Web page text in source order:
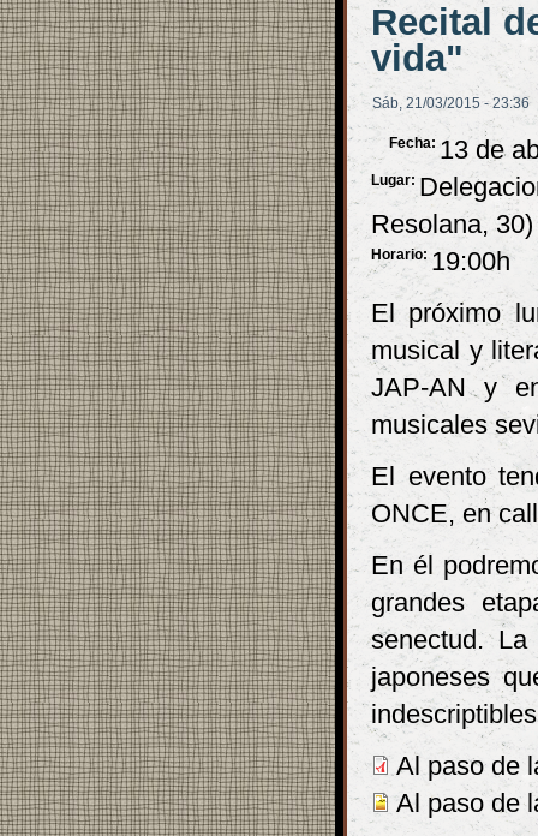
Recital
vida"
Sáb, 21/03/2015 - 23:36
Fecha: 13 de
Lugar:
Resolana, 30)
Horario: 19:00h
El próximo
musical y
JAP-AN y
musicales
El evento
ONCE, en
En él
grandes
senectud.
japoneses
Al paso de
Al paso de